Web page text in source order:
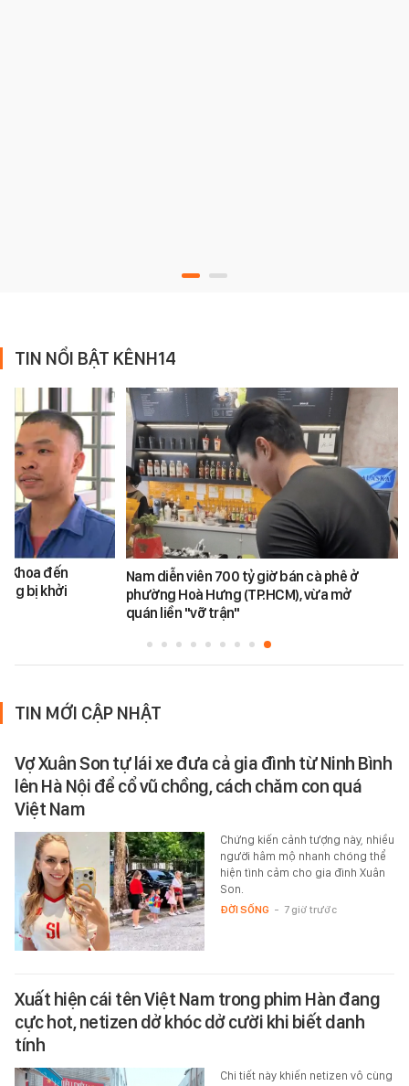
TIN NỔI BẬT KÊNH14
Khoa đến
bị khởi
Nam diễn viên 700 tỷ giờ bán cà phê ở
phường Hoà Hưng (TP.HCM), vừa mở
quán liền "vỡ trận"
TIN MỚI CẬP NHẬT
Vợ Xuân Son tự lái xe đưa cả gia đình từ Ninh Bình
lên Hà Nội để cổ vũ chồng, cách chăm con quá
Việt Nam
Chứng kiến cảnh tượng này, nhiều
người hâm mộ nhanh chóng thể
hiện tình cảm cho gia đình Xuân
Son.
ĐỜI SỐNG - 7 giờ trước
Xuất hiện cái tên Việt Nam trong phim Hàn đang
cực hot, netizen dở khóc dở cười khi biết danh
tính
Chi tiết này khiến netizen vô cùng